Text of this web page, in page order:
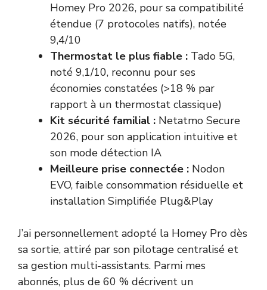
Homey Pro 2026, pour sa compatibilité
étendue (7 protocoles natifs), notée
9,4/10
Thermostat le plus fiable : Tado 5G,
noté 9,1/10, reconnu pour ses
économies constatées (>18 % par
rapport à un thermostat classique)
Kit sécurité familial : Netatmo Secure
2026, pour son application intuitive et
son mode détection IA
Meilleure prise connectée : Nodon
EVO, faible consommation résiduelle et
installation Simplifiée Plug&Play
J’ai personnellement adopté la Homey Pro dès
sa sortie, attiré par son pilotage centralisé et
sa gestion multi-assistants. Parmi mes
abonnés, plus de 60 % décrivent un